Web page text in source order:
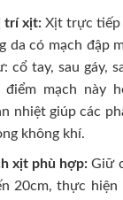
trí xịt:Xịt trực tiếp
da có mạch đập
cổ tay, sau gáy,
điểm mạch này
nhiệt giúp các
không khí.
xịt phù hợp: Giữ
20cm, thực hiện